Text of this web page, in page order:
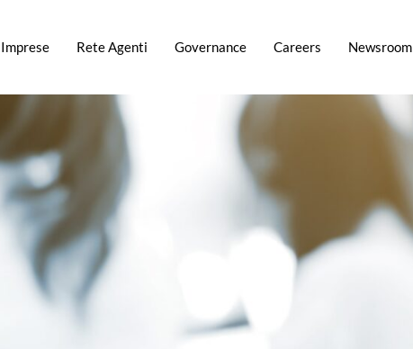
Imprese Rete Agenti Governance Careers Newsroom